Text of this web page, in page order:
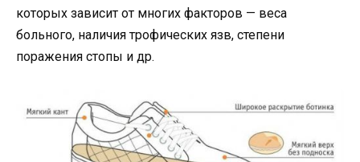
которых зависит от многих факторов — веса
больного, наличия трофических язв, степени
поражения стопы и др.